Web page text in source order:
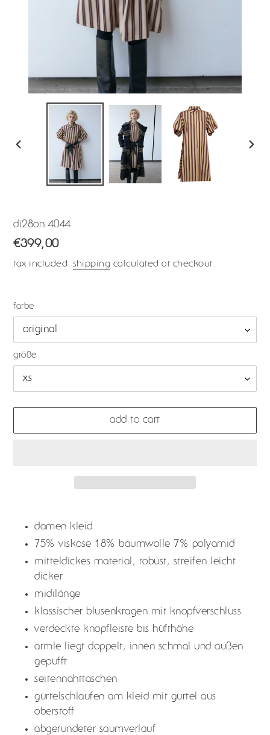
di28on.4044
regular
price
€399,00
tax included. shipping calculated at checkout.
farbe
größe
add to cart
product
your
cart
damen kleid
75% viskose 18% baumwolle 7% polyamid
mitteldickes material, robust, streifen leicht
dicker
midilänge
klassischer blusenkragen mit knopfverschluss
verdeckte knopfleiste bis hüfthöhe
ärmle liegt doppelt, innen schmal und außen
gepufft
seitennahttaschen
gürtelschlaufen am kleid mit gürtel aus
oberstoff
abgerundeter saumverlauf